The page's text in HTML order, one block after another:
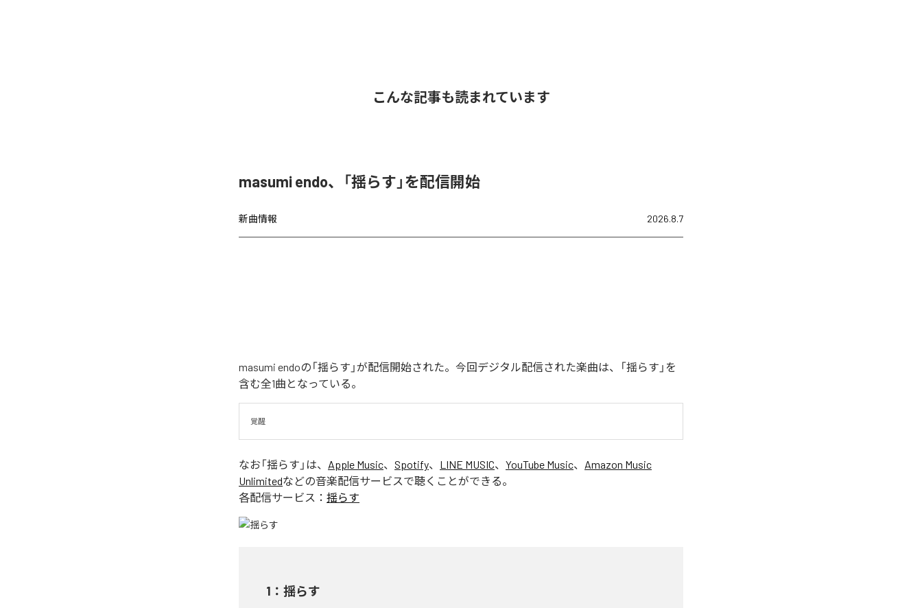
こんな記事も読まれています
masumi endo、「揺らす」を配信開始
新曲情報 2026.8.7
masumi endoの「揺らす」が配信開始された。今回デジタル配信された楽曲は、「揺らす」を
含む全1曲となっている。
覚醒
なお「揺らす 」は、 Apple Music、 Spotify、 LINE MUSIC、 YouTube Music、 Amazon Music
Unlimitedなどの音楽配信サービスで聴くことができる。
各配信サービス： 揺らす
1 ： 揺らす